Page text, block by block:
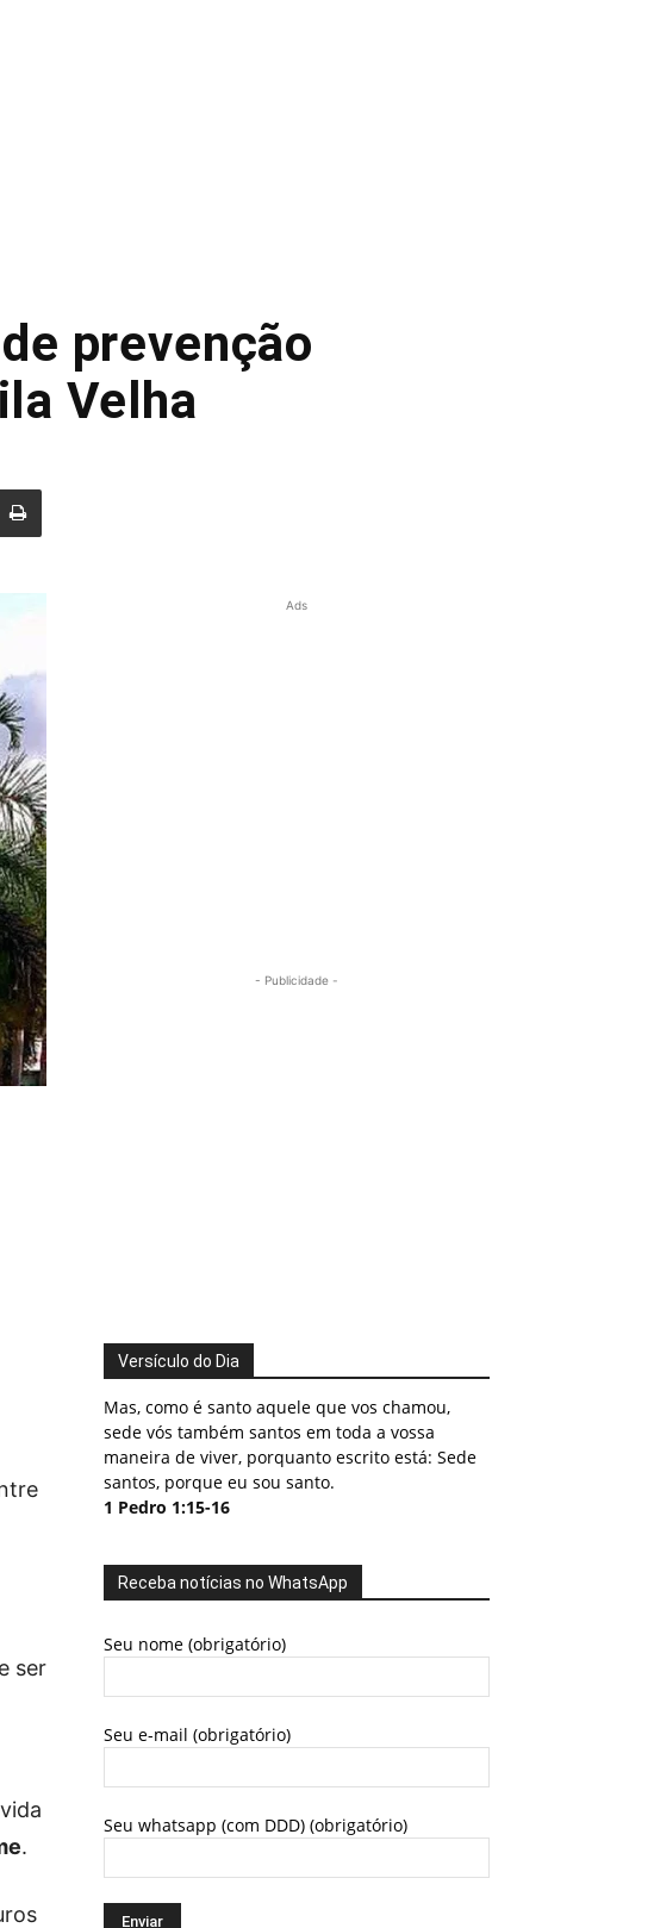
prevenção
Velha
ser
.
Ads
- Publicidade -
Versículo do Dia
Mas, como é santo aquele que vos chamou,
sede vós também santos em toda a vossa
maneira de viver, porquanto escrito está: Sede
santos, porque eu sou santo.
1 Pedro 1:15-16
Receba notícias no WhatsApp
Seu nome (obrigatório)
Seu e-mail (obrigatório)
Seu whatsapp (com DDD) (obrigatório)